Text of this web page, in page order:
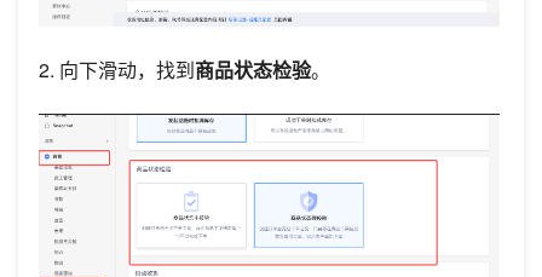
2. 向下滑动，找到商品状态检验。